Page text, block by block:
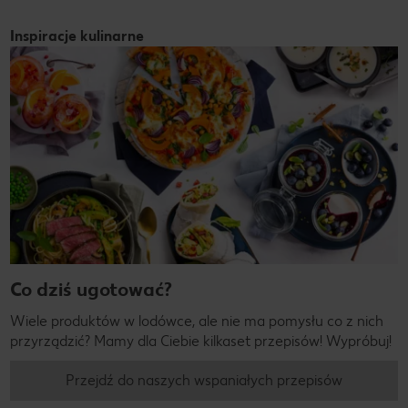
Inspiracje kulinarne
Co dziś ugotować?
Wiele produktów w lodówce, ale nie ma pomysłu co z nich
przyrządzić? Mamy dla Ciebie kilkaset przepisów! Wypróbuj!
Przejdź do naszych wspaniałych przepisów